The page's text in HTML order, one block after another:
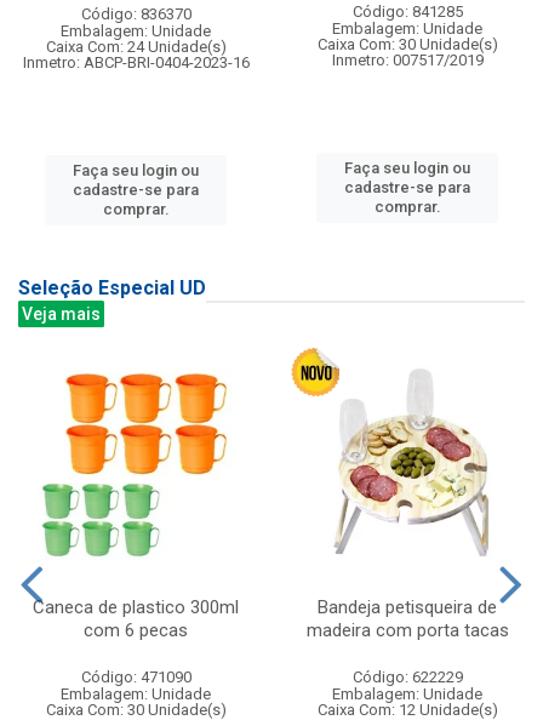
Código: 836370
Embalagem: Unidade
Caixa Com: 24 Unidade(s)
Inmetro: ABCP-BRI-0404-2023-16
Faça seu login ou
cadastre-se para
comprar.
Código: 841285
Embalagem: Unidade
Caixa Com: 30 Unidade(s)
Inmetro: 007517/2019
Faça seu login ou
cadastre-se para
comprar.
Seleção Especial UD
Veja mais
Caneca de plastico 300ml
com 6 pecas
Código: 471090
Embalagem: Unidade
Caixa Com: 30 Unidade(s)
Bandeja petisqueira de
madeira com porta tacas
Código: 622229
Embalagem: Unidade
Caixa Com: 12 Unidade(s)